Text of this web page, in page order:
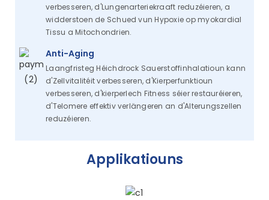
verbesseren, d'Lungenarteriekraaft reduzéieren, a
widderstoen de Schued vun Hypoxie op myokardial
Tissu a Mitochondrien.
Anti-Aging
Laangfristeg Héichdrock Sauerstoffinhalatioun kann
d'Zellvitalitéit verbesseren, d'Kierperfunktioun
verbesseren, d'kierperlech Fitness séier restauréieren,
d'Telomere effektiv verlängeren an d'Alterungszellen
reduzéieren.
Applikatiouns